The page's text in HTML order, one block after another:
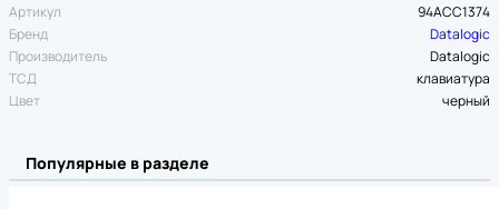
Артикул
94ACC1374
Бренд
Datalogic
Производитель
Datalogic
ТСД
клавиатура
Цвет
черный
Популярные в разделе